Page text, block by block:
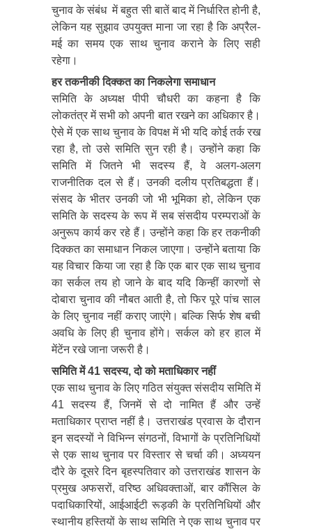
चुनाव के संबंध में बहुत सी बातें बाद में निर्धारित होनी है,
लेकिन यह सुझाव उपयुक्त माना जा रहा है कि अप्रैल-
मई का समय एक साथ चुनाव कराने के लिए सही
रहेगा।
हर तकनीकी दिक्कत का निकलेगा समाधान
समिति के अध्यक्ष पीपी चौधरी का कहना है कि
लोकतंत्र में सभी को अपनी बात रखने का अधिकार है।
ऐसे में एक साथ चुनाव के विपक्ष में भी यदि कोई तर्क रख
रहा है, तो उसे समिति सुन रही है। उन्होंने कहा कि
समिति में जितने भी सदस्य हैं, वे अलग-अलग
राजनीतिक दल से हैं। उनकी दलीय प्रतिबद्धता हैं।
संसद के भीतर उनकी जो भी भूमिका हो, लेकिन एक
समिति के सदस्य के रूप में सब संसदीय परम्पराओं के
अनुरूप कार्य कर रहे हैं। उन्होंने कहा कि हर तकनीकी
दिक्कत का समाधान निकल जाएगा। उन्होंने बताया कि
यह विचार किया जा रहा है कि एक बार एक साथ चुनाव
का सर्कल तय हो जाने के बाद यदि किन्हीं कारणों से
दोबारा चुनाव की नौबत आती है, तो फिर पूरे पांच साल
के लिए चुनाव नहीं कराए जाएंगे। बल्कि सिर्फ शेष बची
अवधि के लिए ही चुनाव होंगे। सर्कल को हर हाल में
मेंटेंन रखे जाना जरूरी है।
समिति में 41 सदस्य, दो को मताधिकार नहीं
एक साथ चुनाव के लिए गठित संयुक्त संसदीय समिति में
41 सदस्य हैं, जिनमें से दो नामित हैं और उन्हें
मताधिकार प्राप्त नहीं है। उत्तराखंड प्रवास के दौरान
इन सदस्यों ने विभिन्न संगठनों, विभागों के प्रतिनिधियों
से एक साथ चुनाव पर विस्तार से चर्चा की। अध्ययन
दौरे के दूसरे दिन बृहस्पतिवार को उत्तराखंड शासन के
प्रमुख अफसरों, वरिष्ठ अधिवक्ताओं, बार कौंसिल के
पदाधिकारियों, आईआईटी रूड़की के प्रतिनिधियों और
स्थानीय हस्तियों के साथ समिति ने एक साथ चुनाव पर